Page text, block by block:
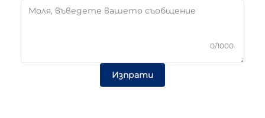
0/1000
Изпрати